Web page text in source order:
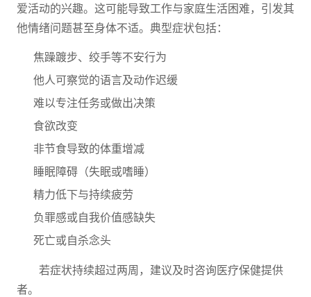
爱活动的兴趣。这可能导致工作与家庭生活困难，引发其
他情绪问题甚至身体不适。典型症状包括：
焦躁踱步、绞手等不安行为
他人可察觉的语言及动作迟缓
难以专注任务或做出决策
食欲改变
非节食导致的体重增减
睡眠障碍（失眠或嗜睡）
精力低下与持续疲劳
负罪感或自我价值感缺失
死亡或自杀念头
若症状持续超过两周，建议及时咨询医疗保健提供
者。